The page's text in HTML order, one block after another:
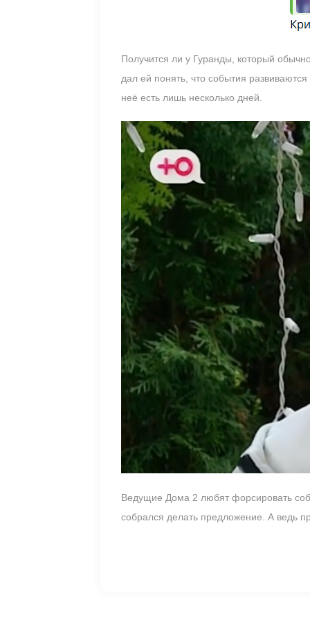
Получится ли у Гуранды, который
дал ей понять, что события
неё есть лишь несколько дней.
Ведущие Дома 2 любят форсировать
собрался делать предложение. А ведь